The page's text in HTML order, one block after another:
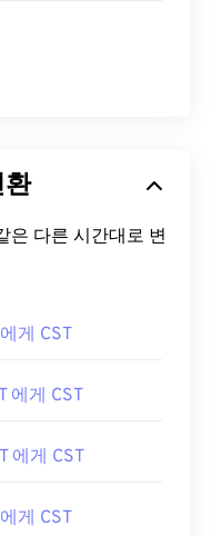
환
은 다른 시간대로 변
게 CST
에게 CST
에게 CST
게 CST